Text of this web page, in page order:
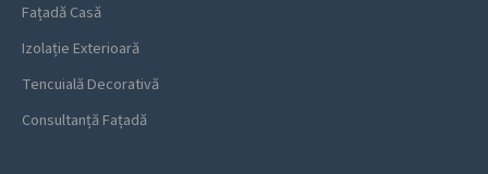
Fațadă Casă
Izolație Exterioară
Tencuială Decorativă
Consultanță Fațadă